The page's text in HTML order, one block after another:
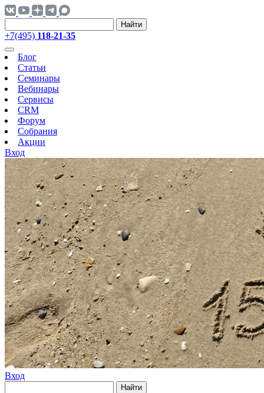
Найти
+7(495) 118-21-35
Блог
Статьи
Семинары
Вебинары
Сервисы
CRM
Форум
Собрания
Акции
Вход
Вход
Найти